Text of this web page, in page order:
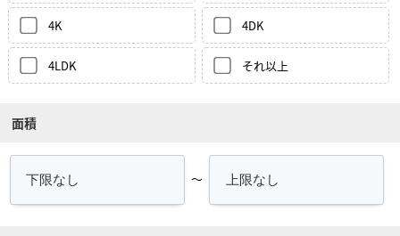
4K 4DK
4LDK それ以上
面積
～